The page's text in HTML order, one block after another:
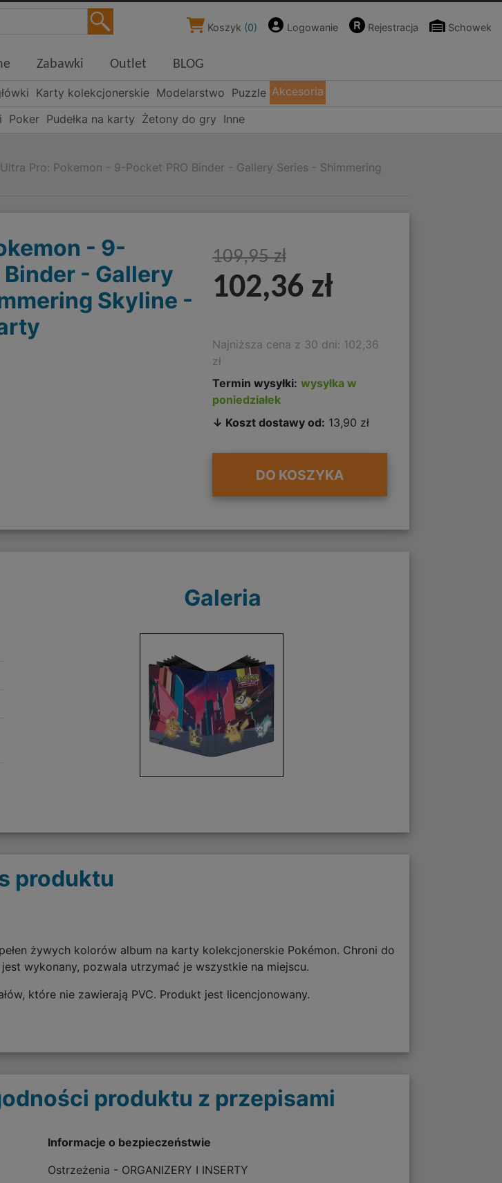
Koszyk (0) Logowanie Rejestracja Schowek
Zabawki Outlet BLOG
Karty kolekcjonerskie Modelarstwo Puzzle Akcesoria
Poker Pudełka na karty Żetony do gry Inne
Ultra Pro: Pokemon - 9-Pocket PRO Binder - Gallery Series - Shimmering
- 9-
Binder - Gallery
Skyline -
109,95 zł
102,36 zł
Najniższa cena z 30 dni: 102,36
zł
Termin wysyłki: wysyłka w
poniedziałek
↓ Koszt dostawy od: 13,90 zł
DO KOSZYKA
Galeria
produktu
żywych kolorów album na karty kolekcjonerskie Pokémon. Chroni do
wykonany, pozwala utrzymać je wszystkie na miejscu.
które nie zawierają PVC. Produkt jest licencjonowany.
produktu z przepisami
Informacje o bezpieczeństwie
Ostrzeżenia - ORGANIZERY I INSERTY